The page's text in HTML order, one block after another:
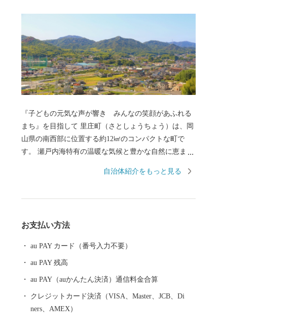
『子どもの元気な声が響き みんなの笑顔があふれる
まち』を目指して 里庄町（さとしょうちょう）は、岡
山県の南西部に位置する約12㎢のコンパクトな町で
す。 瀬戸内海特有の温暖な気候と豊かな自然に恵ま
せています。 中でも教育、文化の振興に積極的に取り
年以上に渡って、１０，０００人台をキープしていま
す。 里庄町には、「子どもを産み育てやすい環境」、
健康で快適に暮らせる」など子どもからお年寄りまで
各世代の住みやすさがそろっています。
自治体紹介をもっと見る
お支払い方法
au PAY カード（番号入力不要）
au PAY 残高
au PAY（auかんたん決済）通信料金合算
クレジットカード決済（VISA、Master、JCB、Di
ners、AMEX）